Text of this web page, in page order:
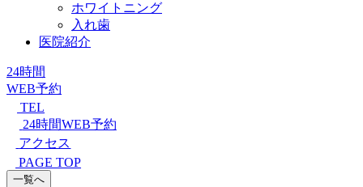
ホワイトニング
入れ歯
医院紹介
24時間
WEB予約
TEL
24時間WEB予約
アクセス
PAGE TOP
一覧へ